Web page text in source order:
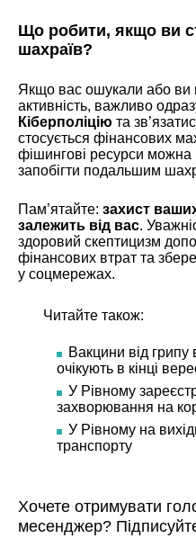
Що робити, якщо ви
шахраїв?
Якщо вас ошукали або ви
активність, важливо
Кіберполіцію та
стосується фінансових
фішингові ресурси
запобігти подальшим
Пам’ятайте: захист
залежить від вас.
здоровий скептицизм
фінансових втрат та
у соцмережах.
Читайте також:
Вакцини від
очікують в кінці
У Рівному
захворювання на
У Рівному на
транспорту
Хочете отримувати
месенджер?